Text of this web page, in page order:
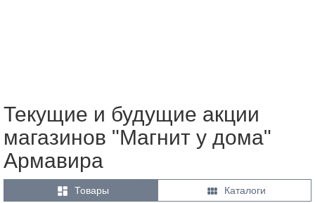
Текущие и будущие акции
магазинов "Магнит у дома"
Армавира
 Товары  Каталоги